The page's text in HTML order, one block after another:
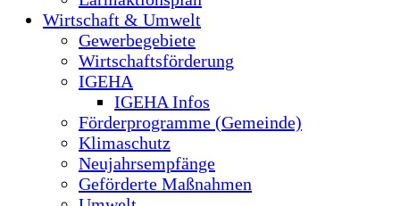
Wirtschaft & Umwelt
Gewerbegebiete
Wirtschaftsförderung
IGEHA
IGEHA Infos
Förderprogramme (Gemeinde)
Klimaschutz
Neujahrsempfänge
Geförderte Maßnahmen